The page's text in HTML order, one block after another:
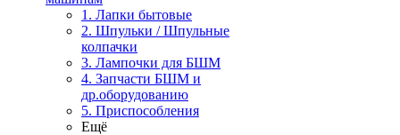
1. Лапки бытовые
2. Шпульки / Шпульные
колпачки
3. Лампочки для БШМ
4. Запчасти БШМ и
др.оборудованию
5. Приспособления
Ещё